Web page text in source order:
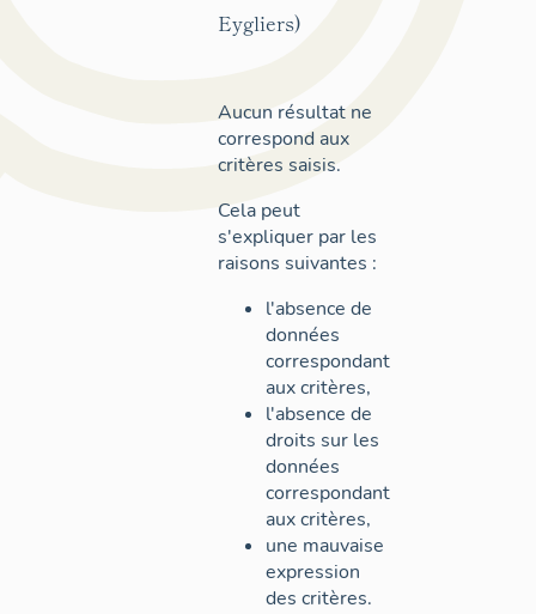
Eygliers)
Aucun résultat ne
correspond aux
critères saisis.
Cela peut
s'expliquer par les
raisons suivantes :
l'absence de
données
correspondant
aux critères,
l'absence de
droits sur les
données
correspondant
aux critères,
une mauvaise
expression
des critères.